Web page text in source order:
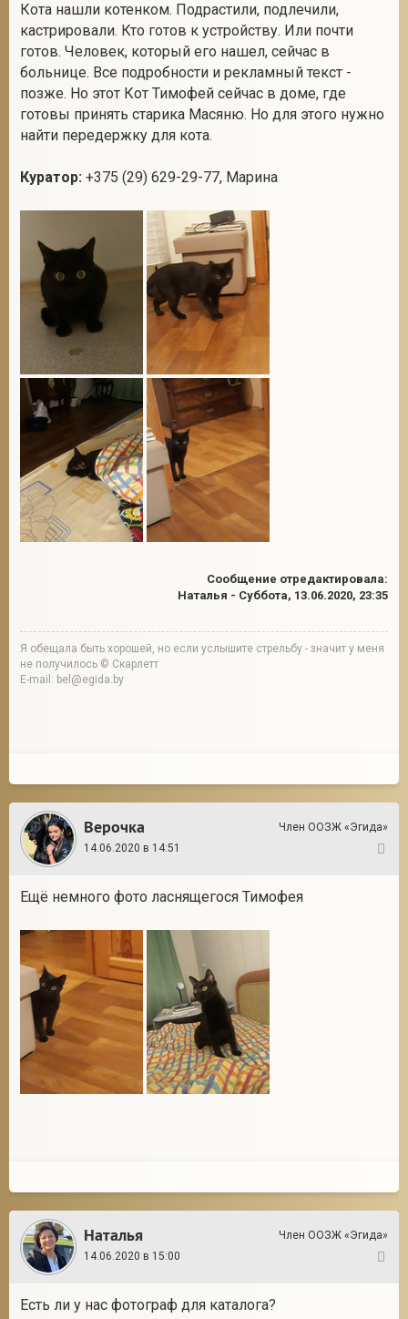
Кота нашли котенком. Подрастили, подлечили,
кастрировали. Кто готов к устройству. Или почти
готов. Человек, который его нашел, сейчас в
больнице. Все подробности и рекламный текст -
позже. Но этот Кот Тимофей сейчас в доме, где
готовы принять старика Масяню. Но для этого нужно
найти передержку для кота.
Куратор: +375 (29) 629-29-77, Марина
Сообщение отредактировала:
Наталья - Суббота, 13.06.2020, 23:35
Я обещала быть хорошей, но если услышите стрельбу - значит у меня
не получилось © Скарлетт
E-mail: bel@egida.by
Верочка
Член ООЗЖ «Эгида»
14.06.2020 в 14:51
Ещё немного фото ласнящегося Тимофея
Наталья
Член ООЗЖ «Эгида»
14.06.2020 в 15:00
Есть ли у нас фотограф для каталога?